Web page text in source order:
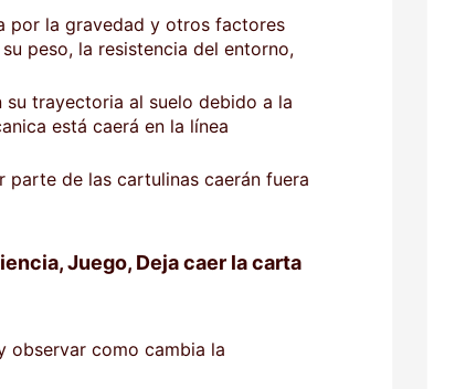
por la gravedad y otros factores
peso, la resistencia del entorno,
su trayectoria al suelo debido a la
está caerá en la línea
de las cartulinas caerán fuera
Juego, Deja caer la carta
observar como cambia la